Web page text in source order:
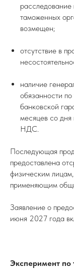
расследование
таможенных
возмещен;
отсутствие в
наличие
обязанности
банковской
месяцев со дня
НДС.
Последующая
предоставлена
физическим
применяющим
Заявление о
июня 2027 года
Эксперимент по